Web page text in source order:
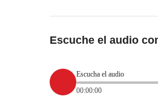
Escuche el audio
Escucha el audio
00:00:00